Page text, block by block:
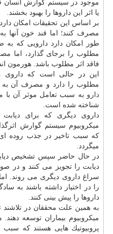
موجود در سیستم گوارش انسان
یا اثر این داروها را بهبود بخشند.
بر اساس این تحقیقات امكان
مصرف كنند؛ اما قند خون آنها
طور امكان دارد دارویی كه به
مطلوب را برجای گذارد، اما
فاقد اثر مطلوب باشد. هورمون
این در حالی است كه داروی
مطلوب را دارد و مصرف آن
دارو به سبب تعامل موثر آن با
شناخته شده است.
داروی دیگری كه برای دیابت
میكروبیوم سیستم گوارش
كه سبب تاخیر در جذب روده
میگردد.
دیابت را تجویز می كنند و در
سراغ داروی دیگری می روند. اما
را در اختیار داشته باشند به
داروها را پیش بینی كنند.
به همین علت محققان در تلاشند
میكروبیوم بیماران توسعه
پروبیوتیك هایی هستند كه سبب